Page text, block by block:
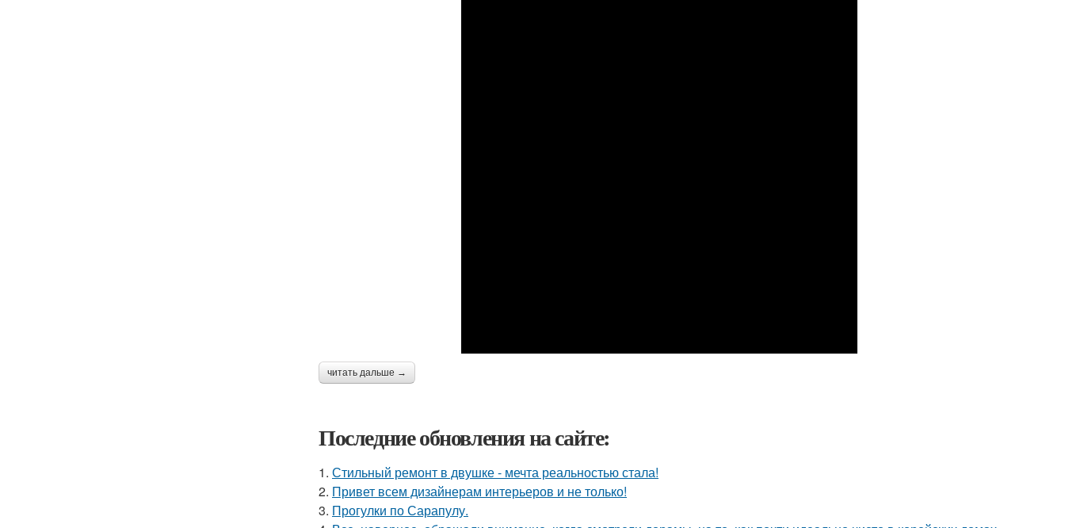
читать дальше →
Последние обновления на сайте:
1. Стильный ремонт в двушке - мечта реальностью стала!
2. Привет всем дизайнерам интерьеров и не только!
3. Прогулки по Сарапулу.